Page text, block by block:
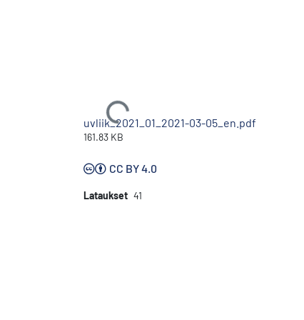
Ladataan...
uvliik_2021_01_2021-03-05_en.pdf
161.83 KB
CC BY 4.0
Lataukset 41